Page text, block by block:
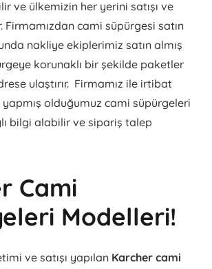
ve ülkemizin her yerini satışı ve
Firmamızdan cami süpürgesi satın
nakliye ekiplerimiz satın almış
korunaklı bir şekilde paketler
ulaştırır. Firmamız ile irtibat
yapmış olduğumuz cami süpürgeleri
bilgi alabilir ve sipariş talep
Cami
Modelleri!
ve satışı yapılan Karcher cami